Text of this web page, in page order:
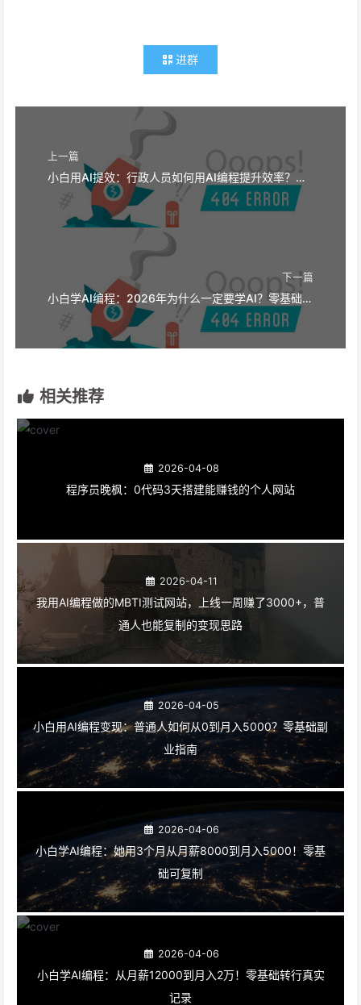
进群
上一篇
小白用AI提效：行政人员如何用AI编程提升效率？零基础也能学
下一篇
小白学AI编程：2026年为什么一定要学AI？零基础入门指南
相关推荐
2026-04-08
程序员晚枫：0代码3天搭建能赚钱的个人网站
2026-04-11
我用AI编程做的MBTI测试网站，上线一周赚了3000+，普
通人也能复制的变现思路
2026-04-05
小白用AI编程变现：普通人如何从0到月入5000？零基础副
业指南
2026-04-06
小白学AI编程：她用3个月从月薪8000到月入5000！零基
础可复制
2026-04-06
小白学AI编程：从月薪12000到月入2万！零基础转行真实
记录